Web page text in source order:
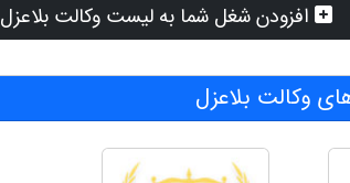
افزودن شغل شما به لیست وکالت بلاعزل
وکالت بلاعزل